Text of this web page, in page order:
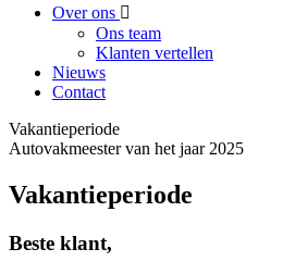
Over ons
Ons team
Klanten vertellen
Nieuws
Contact
Vakantieperiode
Autovakmeester van het jaar 2025
Vakantieperiode
Beste klant,